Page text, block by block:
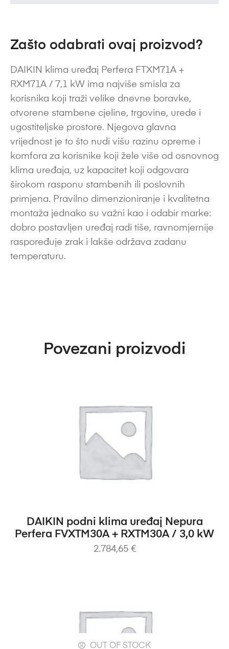
Zašto odabrati ovaj proizvod?
DAIKIN klima uređaj Perfera FTXM71A +
RXM71A / 7,1 kW ima najviše smisla za
korisnika koji traži velike dnevne boravke,
otvorene stambene cjeline, trgovine, urede i
ugostiteljske prostore. Njegova glavna
vrijednost je to što nudi višu razinu opreme i
komfora za korisnike koji žele više od osnovnog
klima uređaja, uz kapacitet koji odgovara
širokom rasponu stambenih ili poslovnih
primjena. Pravilno dimenzioniranje i kvalitetna
montaža jednako su važni kao i odabir marke:
dobro postavljen uređaj radi tiše, ravnomjernije
raspoređuje zrak i lakše održava zadanu
temperaturu.
Povezani proizvodi
DODAJ U KOŠARICU
DAIKIN podni klima uređaj Nepura
Perfera FVXTM30A + RXTM30A / 3,0 kW
2.784,65 €
OUT OF STOCK